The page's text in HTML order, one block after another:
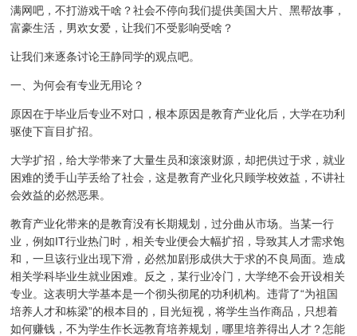
满网吧，不打游戏干啥？社会不停向我们提供美国大片、黑帮故事，
富豪生活，男欢女爱，让我们不受影响受啥？
让我们来逐条讨论王静同学的观点吧。
一、为何会有专业无用论？
原因在于毕业后专业不对口，根本原因是教育产业化后，大学在功利
驱使下盲目扩招。
大学扩招，给大学带来了大量生员和滚滚财源，却把供过于求，就业
困难的烫手山芋丢给了社会，这是教育产业化只顾学校效益，不讲社
会效益的必然恶果。
教育产业化带来的是教育没有长期规划，过分曲从市场。当某一行
业，例如IT行业热门时，相关专业便会大幅扩招，导致其人才需求饱
和，一旦该行业出现下滑，必然加剧形成供大于求的不良局面。造成
相关学科毕业生就业困难。反之，某行业冷门，大学绝不会开设相关
专业。这表明大学基本是一个彻头彻尾的功利机构。违背了“为祖国
培养人才和栋梁”的根本目的，目光短视，将学生当作商品，只想着
如何赚钱，不为学生作长远教育培养规划，哪里培养得出人才？怎能